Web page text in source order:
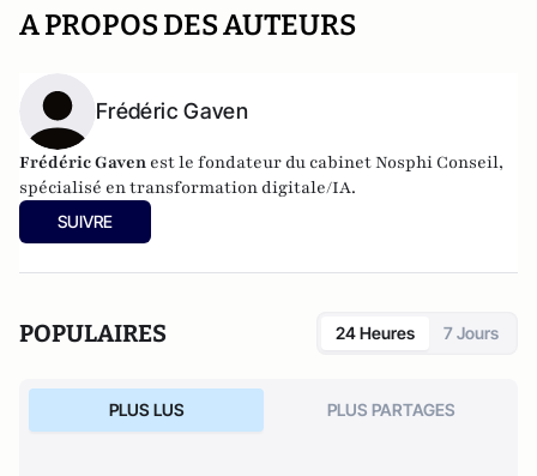
A PROPOS DES AUTEURS
Frédéric Gaven
Frédéric Gaven est le fondateur du cabinet Nosphi Conseil,
spécialisé en transformation digitale/IA.
SUIVRE
POPULAIRES 24 Heures 7 Jours
PLUS LUS PLUS PARTAGES